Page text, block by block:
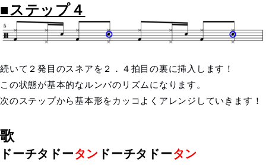
■ステップ４
続いて２発目のスネアを２．４拍目の裏に挿入します！
この状態が基本的なルンバのリズムになります。
次のステップから基本形をカッコよくアレンジしていきます！
歌
ドーチタ ドータン ドーチタ ドータン